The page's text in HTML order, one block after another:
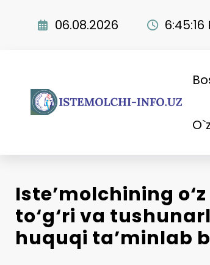
06.08.2026 6:45:17
Iste’molchining
to‘g‘ri va
huquqi ta’minlab